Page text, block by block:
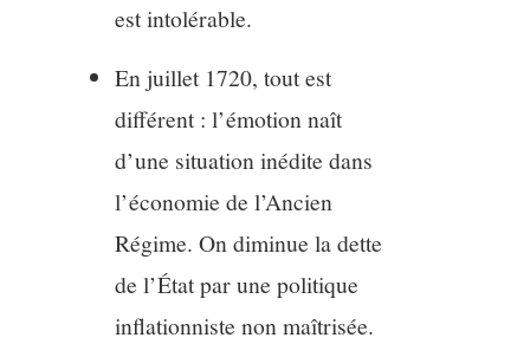
est intolérable.
En juillet 1720, tout est
différent : l’émotion naît
d’une situation inédite dans
l’économie de l’Ancien
Régime. On diminue la dette
de l’État par une politique
inflationniste non maîtrisée.